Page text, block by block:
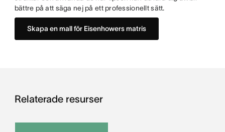
bättre på att säga nej på ett professionellt sätt.
Skapa en mall för Eisenhowers matris
Relaterade resurser